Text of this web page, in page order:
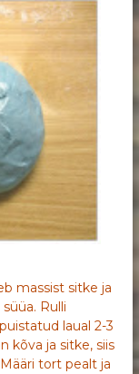
massist sitke ja
Rulli
laual 2-3
kõva ja sitke, siis
tort pealt ja